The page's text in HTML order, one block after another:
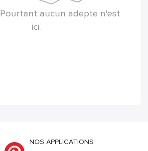
Pourtant aucun adepte n'est
ici.
NOS APPLICATIONS